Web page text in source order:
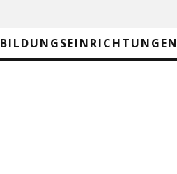
BILDUNGSEINRICHTUNGEN